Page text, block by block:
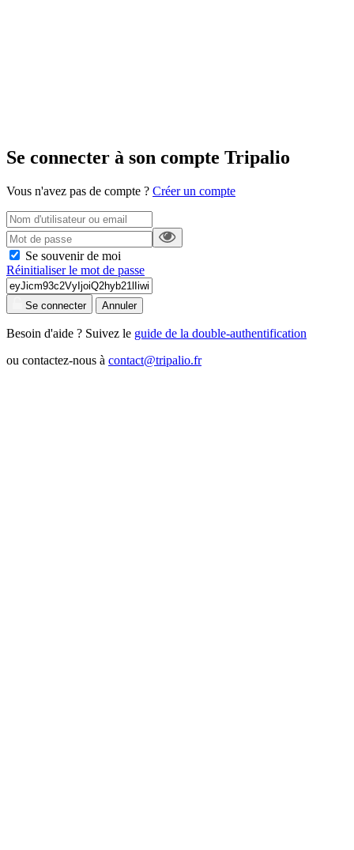
Se connecter à son compte Tripalio
Vous n'avez pas de compte ? Créer un compte
Se souvenir de moi
Réinitialiser le mot de passe
Se connecter Annuler
Besoin d'aide ? Suivez le guide de la double-authentification
ou contactez-nous à contact@tripalio.fr